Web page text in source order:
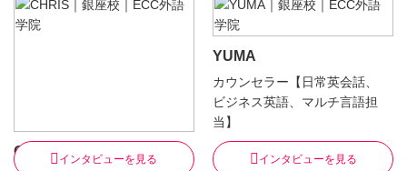
CHRIS インタビューを見る
YUMA
カウンセラー【日常英会話、
ビジネス英語、マルチ言語担
当】
インタビューを見る